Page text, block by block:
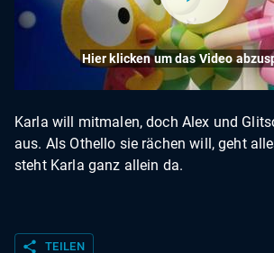
Hier klicken um das Video
Karla will mitmalen, doch Alex und
aus. Als Othello sie rächen will, geht
steht Karla ganz allein da.
share TEILEN